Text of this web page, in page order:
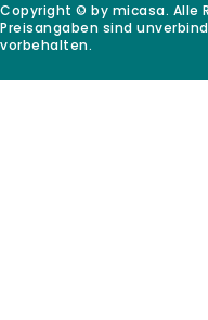
Copyright © by micasa. Alle
Preisangaben sind
vorbehalten.